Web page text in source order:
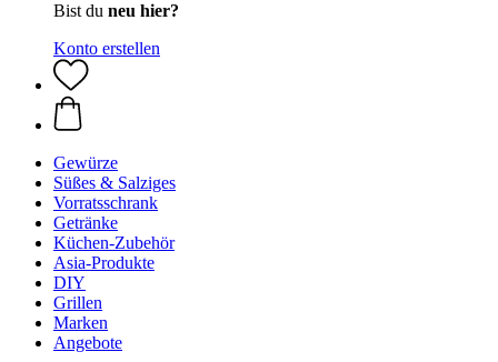
Bist du neu hier?
Konto erstellen
Gewürze
Süßes & Salziges
Vorratsschrank
Getränke
Küchen-Zubehör
Asia-Produkte
DIY
Grillen
Marken
Angebote